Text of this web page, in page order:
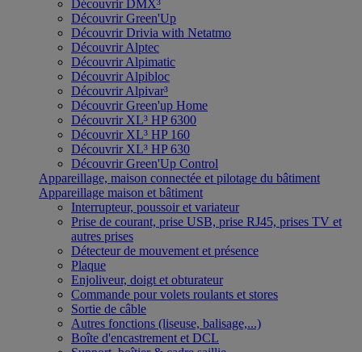
Découvrir DMX³
Découvrir Green'Up
Découvrir Drivia with Netatmo
Découvrir Alptec
Découvrir Alpimatic
Découvrir Alpibloc
Découvrir Alpivar³
Découvrir Green'up Home
Découvrir XL³ HP 6300
Découvrir XL³ HP 160
Découvrir XL³ HP 630
Découvrir Green'Up Control
Appareillage, maison connectée et pilotage du bâtiment
Appareillage maison et bâtiment
Interrupteur, poussoir et variateur
Prise de courant, prise USB, prise RJ45, prises TV et
autres prises
Détecteur de mouvement et présence
Plaque
Enjoliveur, doigt et obturateur
Commande pour volets roulants et stores
Sortie de câble
Autres fonctions (liseuse, balisage,...)
Boîte d'encastrement et DCL